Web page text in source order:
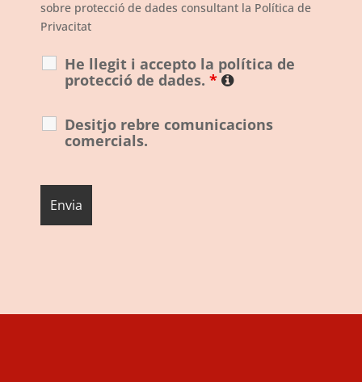
sobre protecció de dades consultant la Política de
Privacitat
He llegit i accepto la política de
protecció de dades. *
Desitjo rebre comunicacions
comercials.